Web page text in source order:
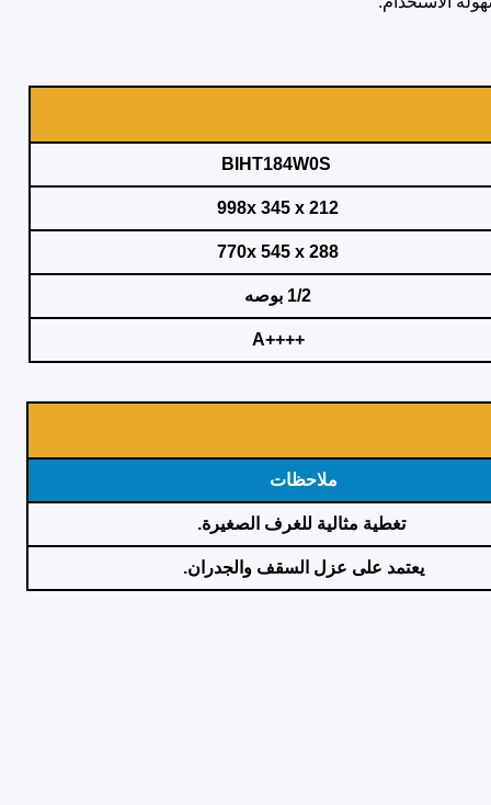
BIHT184W0S
998x 345 x 212
770x 545 x 288
1/2 بوصه
++++A
ملاحظات
تغطية مثالية للغرف الصغيرة.
يعتمد على عزل السقف والجدران.